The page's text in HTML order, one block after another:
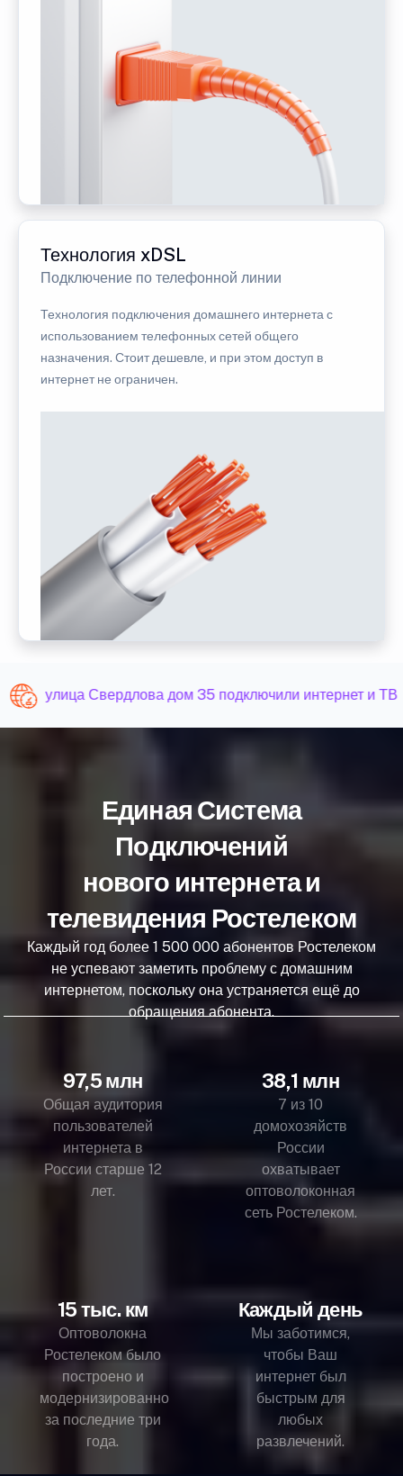
Технология xDSL
Подключение по телефонной линии
Технология подключения домашнего интернета с
использованием телефонных сетей общего
назначения. Стоит дешевле, и при этом доступ в
интернет не ограничен.
улица Свердлова дом 35 подключили интернет и ТВ
Единая Система
Подключений
нового интернета и
телевидения Ростелеком
Каждый год более 1 500 000 абонентов Ростелеком
не успевают заметить проблему с домашним
интернетом, поскольку она устраняется ещё до
обращения абонента.
97,5 млн
Общая аудитория
пользователей
интернета в
России старше 12
лет.
38,1 млн
7 из 10
домохозяйств
России
охватывает
оптоволоконная
сеть Ростелеком.
15 тыс. км
Оптоволокна
Ростелеком было
построено и
модернизированно
за последние три
года.
Каждый день
Мы заботимся,
чтобы Ваш
интернет был
быстрым для
любых
развлечений.